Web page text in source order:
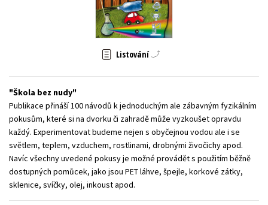
Zahraniční literatura
Listování
Škola bez nudy
Publikace přináší 100 návodů k jednoduchým ale zábavným fyzikálním
pokusům, které si na dvorku či zahradě může vyzkoušet opravdu
každý. Experimentovat budeme nejen s obyčejnou vodou ale i se
světlem, teplem, vzduchem, rostlinami, drobnými živočichy apod.
Navíc všechny uvedené pokusy je možné provádět s použitím běžně
dostupných pomůcek, jako jsou PET láhve, špejle, korkové zátky,
sklenice, svíčky, olej, inkoust apod.